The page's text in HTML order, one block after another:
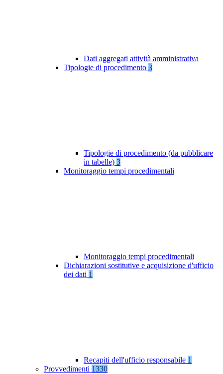
Dati aggregati attività amministrativa
Tipologie di procedimento 3
Tipologie di procedimento (da pubblicare
in tabelle) 3
Monitoraggio tempi procedimentali
Monitoraggio tempi procedimentali
Dichiarazioni sostitutive e acquisizione d'ufficio
dei dati 1
Recapiti dell'ufficio responsabile 1
Provvedimenti 1330